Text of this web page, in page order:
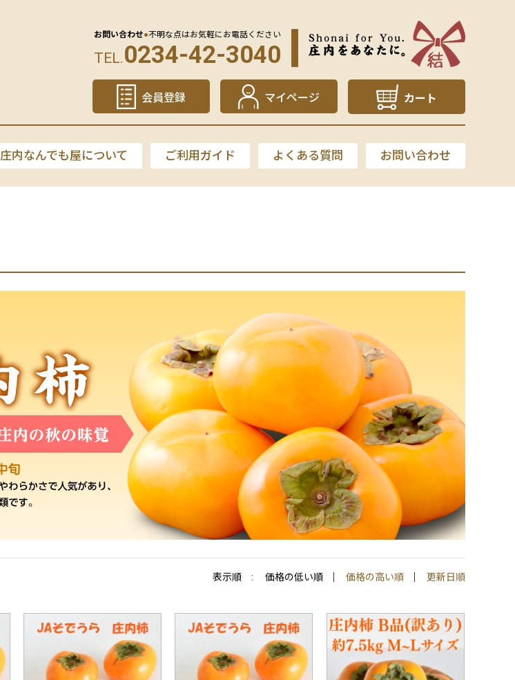
お問い合わせ●不明な点はお気軽にお電話ください
TEL.0234-42-3040
会員登録 マイページ カート
庄内なんでも屋について ご利用ガイド よくある質問 お問い合わせ
表示順 : 価格の低い順 価格の高い順 更新日順